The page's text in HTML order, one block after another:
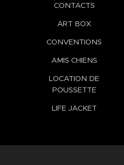
CONTACTS
ART BOX
CONVENTIONS
AMIS CHIENS
LOCATION DE
POUSSETTE
LIFE JACKET